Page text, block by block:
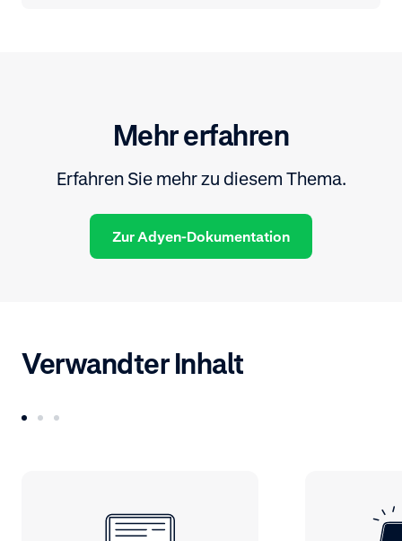
Mehr erfahren
Erfahren Sie mehr zu diesem Thema.
Zur Adyen-Dokumentation
Verwandter Inhalt